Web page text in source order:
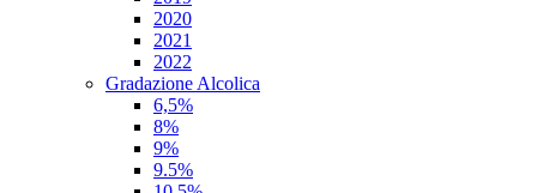
2020
2021
2022
Gradazione Alcolica
6,5%
8%
9%
9.5%